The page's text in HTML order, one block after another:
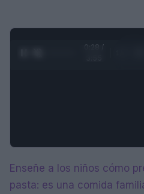
0:29 /
Enseñe a los niños cómo
pasta: es una comida